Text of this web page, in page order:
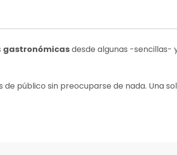
gastronómicasdesde algunas -sencillas-
público sin preocuparse de nada. Una